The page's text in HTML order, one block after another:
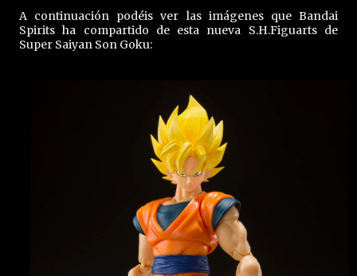
A continuación podéis ver las imágenes que Bandai
Spirits ha compartido de esta nueva S.H.Figuarts de
Super Saiyan Son Goku: